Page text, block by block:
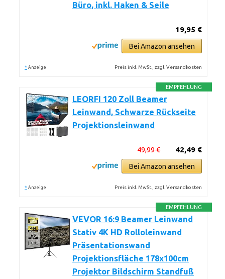
Büro, inkl. Haken & Seile
19,95 €
Bei Amazon ansehen
* Anzeige Preis inkl. MwSt., zzgl. Versandkosten
EMPFEHLUNG
LEORFI 120 Zoll Beamer
Leinwand, Schwarze Rückseite
Projektionsleinwand
42,49 €
49,99 €
Bei Amazon ansehen
* Anzeige Preis inkl. MwSt., zzgl. Versandkosten
EMPFEHLUNG
VEVOR 16:9 Beamer Leinwand
Stativ 4K HD Rolloleinwand
Präsentationswand
Projektionsfläche 178x100cm
Projektor Bildschirm Standfuß